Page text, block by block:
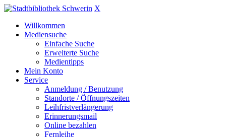
X
Willkommen
Mediensuche
Einfache Suche
Erweiterte Suche
Medientipps
Mein Konto
Service
Anmeldung / Benutzung
Standorte / Öffnungszeiten
Leihfristverlängerung
Erinnerungsmail
Online bezahlen
Fernleihe